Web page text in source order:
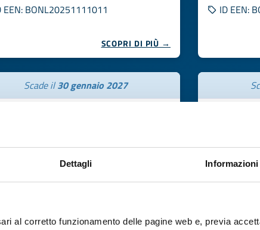
Dettagli
al corretto funzionamento delle pagine web e, previa
EEN: BONL20251111011
SCOPRI DI PIÙ →
ID EEN:
Scade il30 gennaio 2027